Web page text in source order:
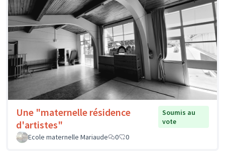
Une "maternelle résidence
d'artistes"
Soumis au
vote
Ecole maternelle Mariaude
0 0